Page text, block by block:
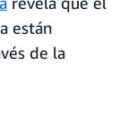
están
de la